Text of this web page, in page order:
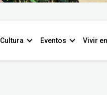
Cultura Eventos Vivir